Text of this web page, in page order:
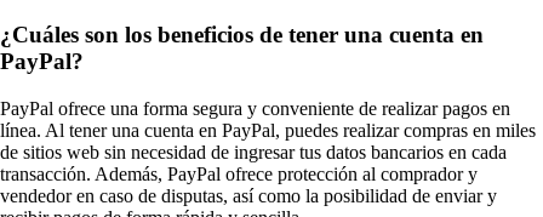
¿Cuáles son los beneficios de tener una cuenta en
PayPal?
PayPal ofrece una forma segura y conveniente de realizar pagos en
línea. Al tener una cuenta en PayPal, puedes realizar compras en miles
de sitios web sin necesidad de ingresar tus datos bancarios en cada
transacción. Además, PayPal ofrece protección al comprador y
vendedor en caso de disputas, así como la posibilidad de enviar y